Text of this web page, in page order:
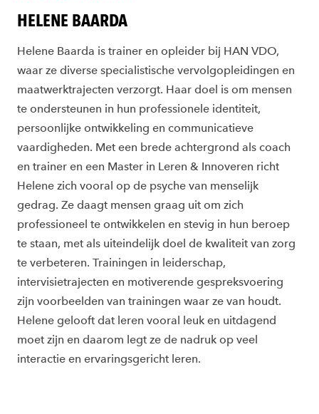
HELENE BAARDA
Helene Baarda is trainer en opleider bij HAN VDO,
waar ze diverse specialistische vervolgopleidingen en
maatwerktrajecten verzorgt. Haar doel is om mensen
te ondersteunen in hun professionele identiteit,
persoonlijke ontwikkeling en communicatieve
vaardigheden. Met een brede achtergrond als coach
en trainer en een Master in Leren & Innoveren richt
Helene zich vooral op de psyche van menselijk
gedrag. Ze daagt mensen graag uit om zich
professioneel te ontwikkelen en stevig in hun beroep
te staan, met als uiteindelijk doel de kwaliteit van zorg
te verbeteren. Trainingen in leiderschap,
intervisietrajecten en motiverende gespreksvoering
zijn voorbeelden van trainingen waar ze van houdt.
Helene gelooft dat leren vooral leuk en uitdagend
moet zijn en daarom legt ze de nadruk op veel
interactie en ervaringsgericht leren.